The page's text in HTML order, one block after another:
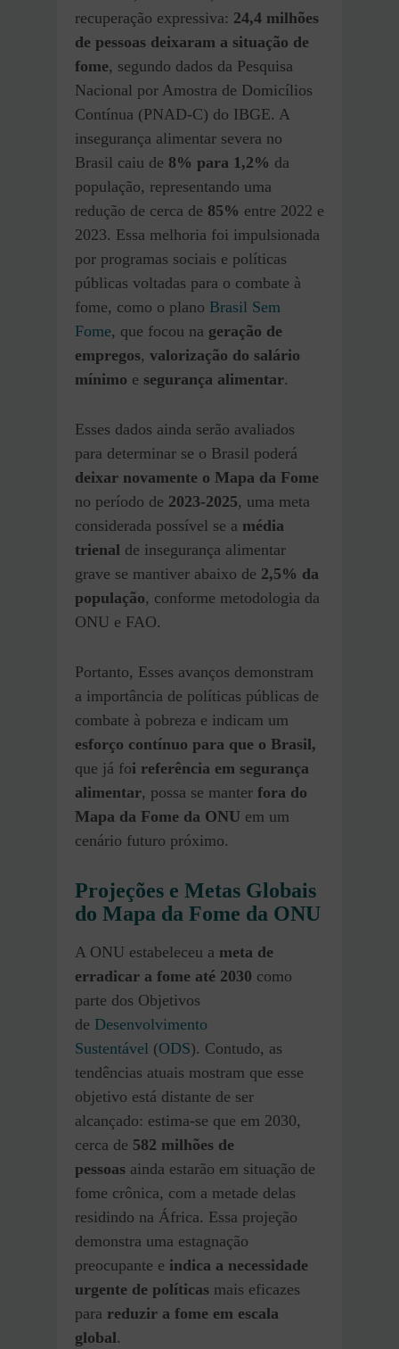
recuperação expressiva: 24,4 milhões
de pessoas deixaram a situação de
fome, segundo dados da Pesquisa
Nacional por Amostra de Domicílios
Contínua (PNAD-C) do IBGE. A
insegurança alimentar severa no
Brasil caiu de 8% para 1,2% da
população, representando uma
redução de cerca de 85% entre 2022 e
2023. Essa melhoria foi impulsionada
por programas sociais e políticas
públicas voltadas para o combate à
fome, como o plano Brasil Sem
Fome, que focou na geração de
empregos, valorização do salário
mínimo e segurança alimentar.
Esses dados ainda serão avaliados
para determinar se o Brasil poderá
deixar novamente o Mapa da Fome
no período de 2023-2025, uma meta
considerada possível se a média
trienal de insegurança alimentar
grave se mantiver abaixo de 2,5% da
população, conforme metodologia da
ONU e FAO.
Portanto, Esses avanços demonstram
a importância de políticas públicas de
combate à pobreza e indicam um
esforço contínuo para que o Brasil,
que já foi referência em segurança
alimentar, possa se manter fora do
Mapa da Fome da ONU em um
cenário futuro próximo.
Projeções e Metas Globais
do Mapa da Fome da ONU
A ONU estabeleceu a meta de
erradicar a fome até 2030 como
parte dos Objetivos
de Desenvolvimento
Sustentável (ODS). Contudo, as
tendências atuais mostram que esse
objetivo está distante de ser
alcançado: estima-se que em 2030,
cerca de 582 milhões de
pessoas ainda estarão em situação de
fome crônica, com a metade delas
residindo na África. Essa projeção
demonstra uma estagnação
preocupante e indica a necessidade
urgente de políticas mais eficazes
para reduzir a fome em escala
global.